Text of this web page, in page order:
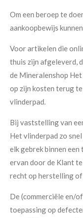
Om een beroep te
aankoopbewijs
Voor artikelen die
thuis zijn afgeleverd,
de Mineralenshop
op zijn kosten terug
vlinderpad.
Bij vaststelling van
Het vlinderpad zo
elk gebrek binnen
ervan door de Klant
recht op herstelling
De (commerciële en/
toepassing op